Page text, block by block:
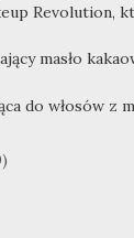
Revolution,
masło
do włosów z